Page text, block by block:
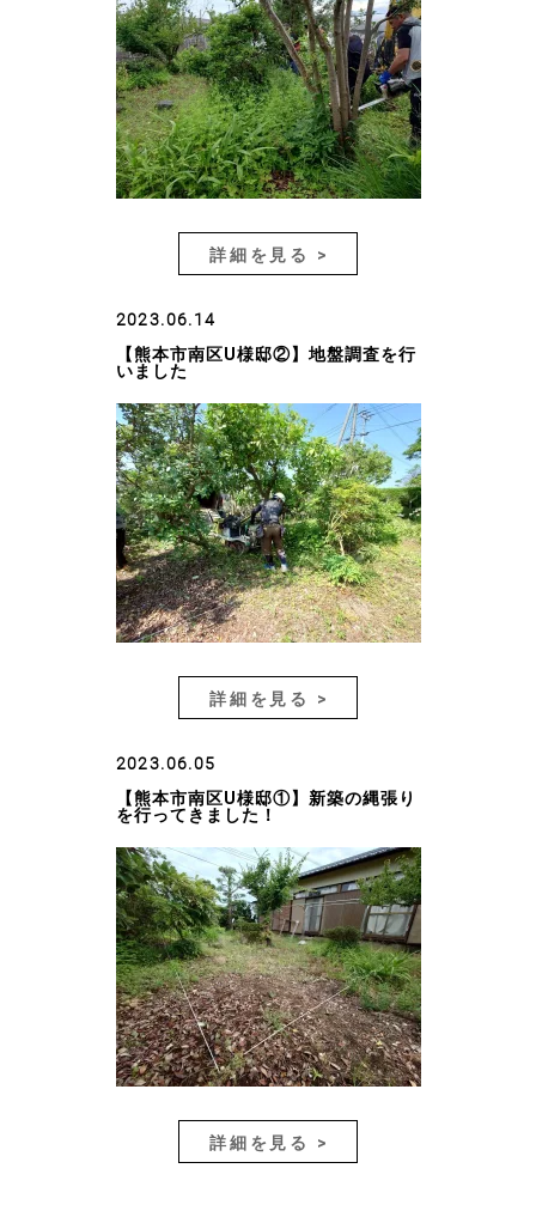
詳細を見る >
2023.06.14
【熊本市南区U様邸②】地盤調査を行
いました
詳細を見る >
2023.06.05
【熊本市南区U様邸①】新築の縄張り
を行ってきました！
詳細を見る >